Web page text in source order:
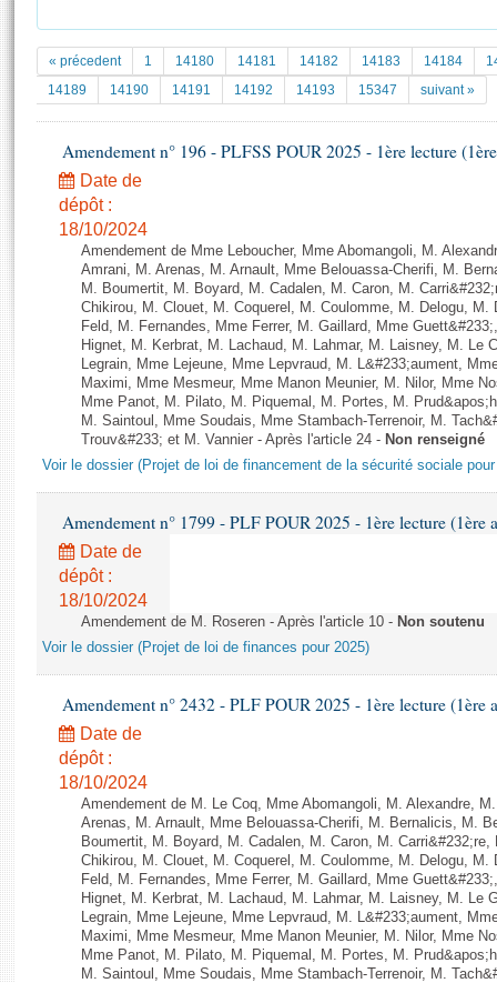
Documents parlementaires
Projets de loi
Propositions de loi
Amendements
Textes adoptés
Rapports d'information
Rapports d'enquête
Rapports législatifs
Rapports sur l'application des lois
Baromètre de l’application des lois
Dossiers législatifs
Budget et sécurité sociale
Comptes rendus des débats
Documents de référence
( Constitution | Règlement de l'Assemblée ... )
Histoire
Juniors
Anciennes législatures
Liens vers les sites publics
La Bibliothèque
Les archives
Photos libres de droit
« précedent 1 14180 14181 14182 14183 14184
14189
14190 14191 14192 14193 15347 suivant »
Amendement n° 196 - PLFSS POUR 2025 - 1ère lecture
Date de
dépôt :
18/10/2024
Amendement de Mme Leboucher, Mme Abomangoli, M.
Amrani, M. Arenas, M. Arnault, Mme Belouassa-Cherifi, M.
M. Boumertit, M. Boyard, M. Cadalen, M. Caron, M.
Chikirou, M. Clouet, M. Coquerel, M. Coulomme, M. Delogu, M.
Feld, M. Fernandes, Mme Ferrer, M. Gaillard, Mme
Hignet, M. Kerbrat, M. Lachaud, M. Lahmar, M. Laisney, M. Le
Legrain, Mme Lejeune, Mme Lepvraud, M. L&#233;aument,
Maximi, Mme Mesmeur, Mme Manon Meunier, M. Nilor, Mme
Mme Panot, M. Pilato, M. Piquemal, M. Portes, M.
M. Saintoul, Mme Soudais, Mme Stambach-Terrenoir, M.
Trouv&#233; et M. Vannier - Après l'article 24 - Non renseigné
Voir le dossier (Projet de loi de financement de la sécurité sociale pour
Amendement n° 1799 - PLF POUR 2025 - 1ère lecture (1ère
Date de
dépôt :
18/10/2024
Amendement de M. Roseren - Après l'article 10 - Non soutenu
Voir le dossier (Projet de loi de finances pour 2025)
Amendement n° 2432 - PLF POUR 2025 - 1ère lecture (1ère
Date de
dépôt :
18/10/2024
Amendement de M. Le Coq, Mme Abomangoli, M. Alexandre,
Arenas, M. Arnault, Mme Belouassa-Cherifi, M. Bernalicis, M.
Boumertit, M. Boyard, M. Cadalen, M. Caron, M.
Chikirou, M. Clouet, M. Coquerel, M. Coulomme, M. Delogu, M.
Feld, M. Fernandes, Mme Ferrer, M. Gaillard, Mme
Hignet, M. Kerbrat, M. Lachaud, M. Lahmar, M. Laisney, M. Le
Legrain, Mme Lejeune, Mme Lepvraud, M. L&#233;aument,
Maximi, Mme Mesmeur, Mme Manon Meunier, M. Nilor, Mme
Mme Panot, M. Pilato, M. Piquemal, M. Portes, M.
M. Saintoul, Mme Soudais, Mme Stambach-Terrenoir, M.